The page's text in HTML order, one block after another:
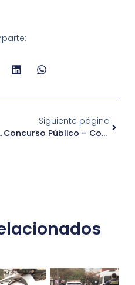
PEWEN
Siguiente página
Concurso Público – Coordinadora Para Casa De Acogida